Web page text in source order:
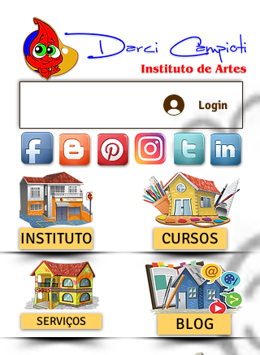
Login
INSTITUTO
SERVIÇOS
CURSOS
BLOG